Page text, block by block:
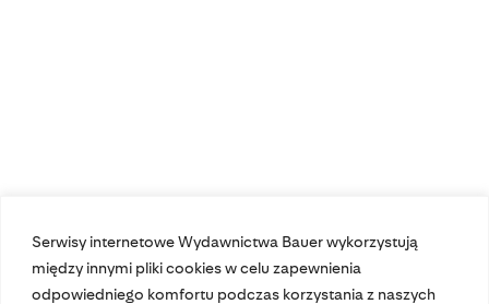
Serwisy internetowe Wydawnictwa Bauer wykorzystują
między innymi pliki cookies w celu zapewnienia
odpowiedniego komfortu podczas korzystania z naszych
Nasze czasopisma